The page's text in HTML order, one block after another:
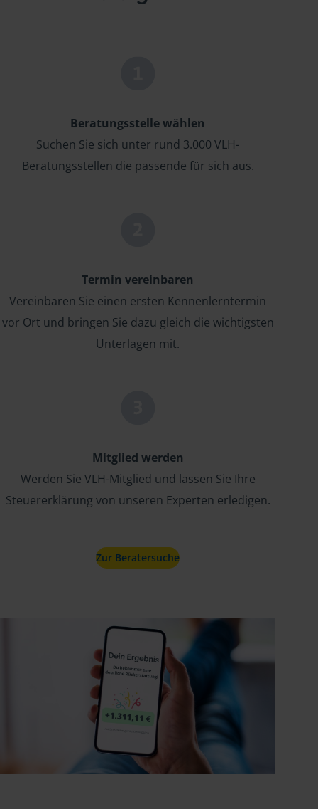
Beratungsstelle wählen
Suchen Sie sich unter rund 3.000 VLH-
Beratungsstellen die passende für sich aus.
Termin vereinbaren
Vereinbaren Sie einen ersten Kennenlerntermin
vor Ort und bringen Sie dazu gleich die wichtigsten
Unterlagen mit.
Mitglied werden
Werden Sie VLH-Mitglied und lassen Sie Ihre
Steuererklärung von unseren Experten erledigen.
Zur Beratersuche